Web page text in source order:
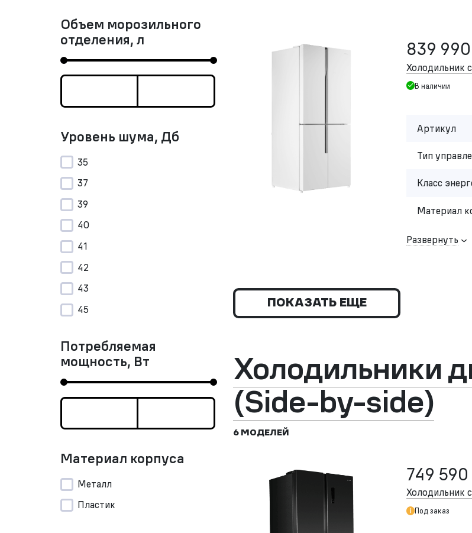
Объем морозильного
отделения, л
Уровень шума, Дб
35
37
39
40
41
42
43
45
Потребляемая
мощность, Вт
Материал корпуса
Металл
Пластик
839
Холодильник
В наличии
Артикул
Тип
Класс
Материал
Развернуть
ПОКАЗАТЬ ЕЩЕ
Холодильники
(Side-by-side)
6 МОДЕЛЕЙ
749 590
Холодильник
Под заказ